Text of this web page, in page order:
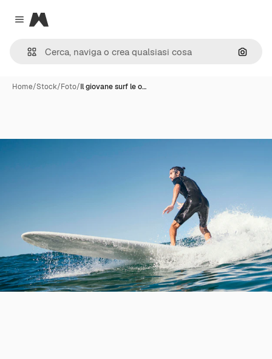
Close menu
Magnific
Cerca
Home/Stock/Foto/Il giovane surf le o…